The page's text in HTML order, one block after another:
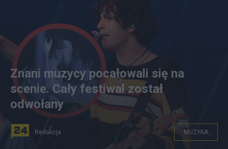
Znani muzycy pocałowali się na
scenie. Cały festiwal został
odwołany
Redakcja MUZYKA